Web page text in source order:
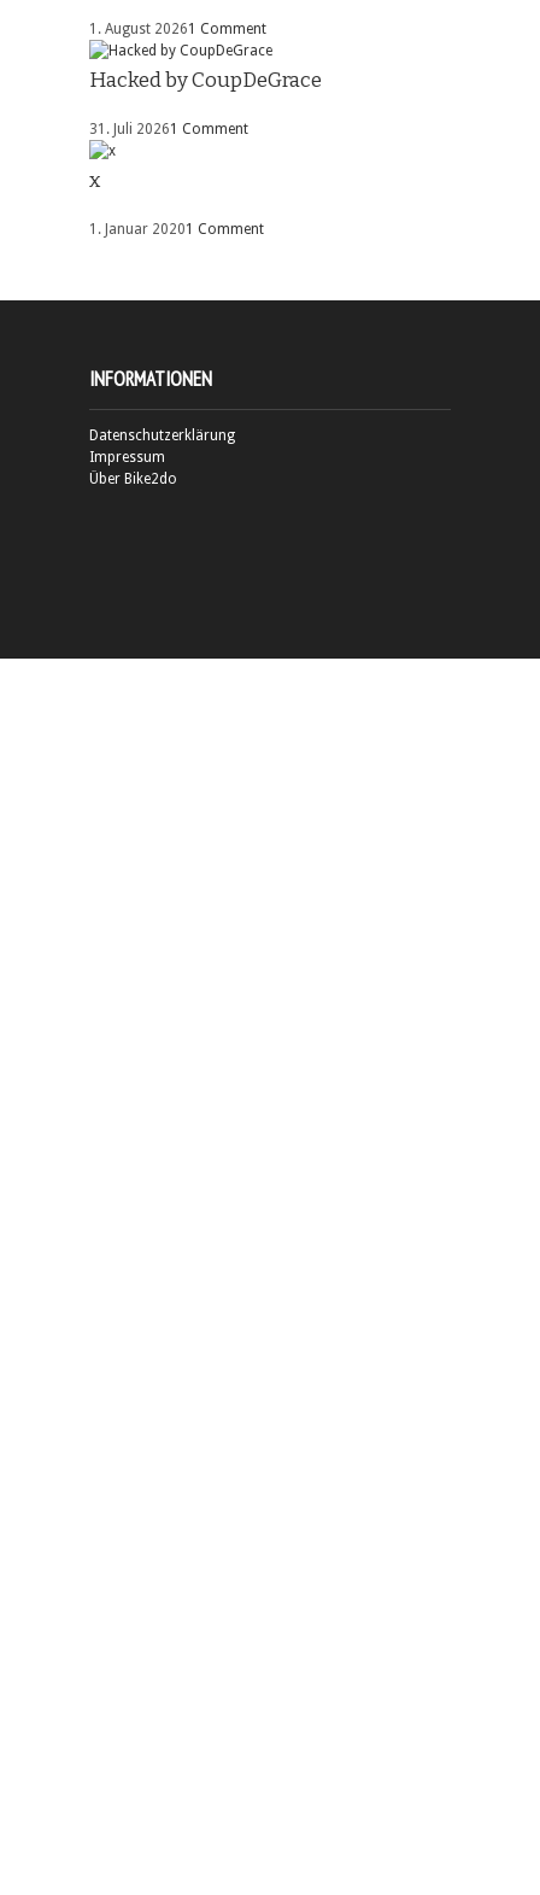
1. August 20261 Comment
Hacked by CoupDeGrace
31. Juli 20261 Comment
x
1. Januar 20201 Comment
INFORMATIONEN
Datenschutzerklärung
Impressum
Über Bike2do